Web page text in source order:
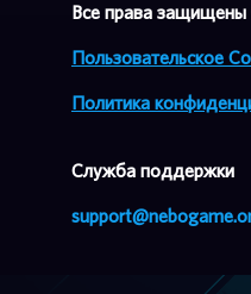
Все права
Пользовательское
Политика
Cлужба поддержки